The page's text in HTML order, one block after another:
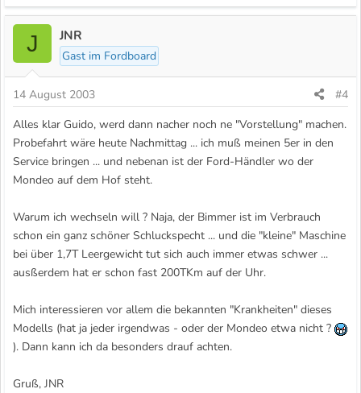
J JNR
Gast im Fordboard
14 August 2003
#4
Alles klar Guido, werd dann nacher noch ne "Vorstellung" machen.
Probefahrt wäre heute Nachmittag ... ich muß meinen 5er in den
Service bringen ... und nebenan ist der Ford-Händler wo der
Mondeo auf dem Hof steht.
Warum ich wechseln will ? Naja, der Bimmer ist im Verbrauch
schon ein ganz schöner Schluckspecht ... und die "kleine" Maschine
bei über 1,7T Leergewicht tut sich auch immer etwas schwer ...
ausßerdem hat er schon fast 200TKm auf der Uhr.
Mich interessieren vor allem die bekannten "Krankheiten" dieses
Modells (hat ja jeder irgendwas - oder der Mondeo etwa nicht ?
). Dann kann ich da besonders drauf achten.
Gruß, JNR